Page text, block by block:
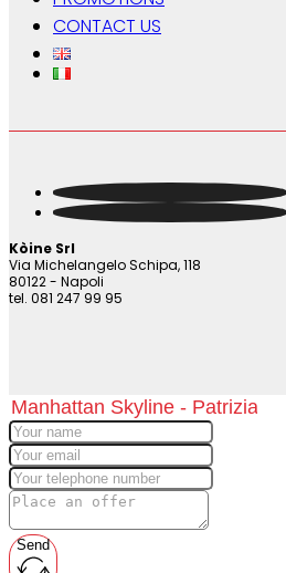
CONTACT US
Kòine Srl
Via Michelangelo Schipa, 118
80122 - Napoli
tel. 081 247 99 95
Send